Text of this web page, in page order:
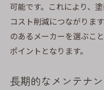
可能です。これにより、
コスト削減につながりま
のあるメーカーを選ぶこ
ポイントとなります。
長期的なメンテナ